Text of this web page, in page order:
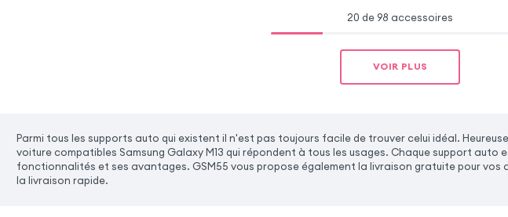
20 de 98 accessoires
VOIR PLUS
Parmi tous les supports auto qui existent il n'est pas toujours facile de trouver celui idéal.
voiture compatibles Samsung Galaxy M13 qui répondent à tous les usages. Chaque support
fonctionnalités et ses avantages. GSM55 vous propose également la livraison gratuite pour vos
la livraison rapide.